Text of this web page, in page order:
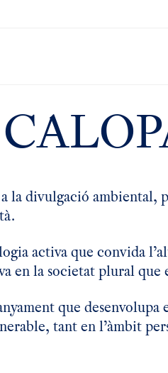
a la divulgació ambiental,
activa que convida
en la societat plural que
que desenvolupa
tant en l’àmbit